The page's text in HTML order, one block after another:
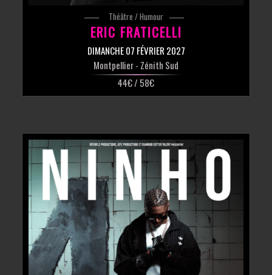
Théâtre / Humour
ERIC FRATICELLI
DIMANCHE 07 FÉVRIER 2027
Montpellier- Zénith Sud
44€ / 58€